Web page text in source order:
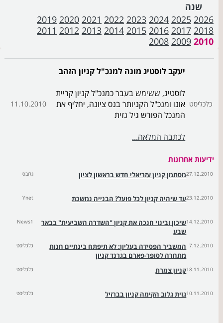
שנה
2026
2025
2024
2023
2022
2021
2020
2019
2018
2017
2016
2015
2014
2013
2012
2011
2010
2009
2008
כלכליסט
יעקב לוסטיג מונה למנכ"ל קניון הזהב
לוסטיג, ששימש בעבר כמנכ"ל קניון קריית
אונו ומנכ"ל הקניותר בנס ציונה, יחליף את
המנכל הפורש גיל גזית
לכתבה המלאה...
11.10.2010
ידיעות אחרונות
27.12.2010מסתמן קניון עזריאלי חדש בראשון לציון גלובס
23.12.2010עד שיהיה קניון לכל פועל? הבנייה נמשכת Ynet
14.12.2010שיכון ובינוי חנכה את קניון "השדרה השביעית" בבאר
שבע
News1
7.12.2010 המשביר הפסידה בעליון: לא תיפתח בינתיים חנות
מתחרה לסופר-פארם בגרנד קניון
כלכליסט
18.11.2010קניון צמרת כלכליסט
10.11.2010גזית גלוב הקימה קניון בברזיל כלכליסט